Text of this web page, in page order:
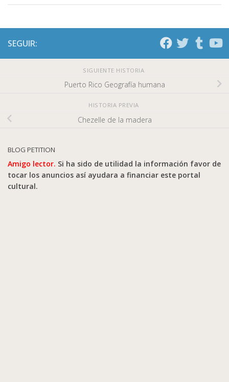
SEGUIR:
SIGUIENTE HISTORIA
Puerto Rico Geografía humana
HISTORIA PREVIA
Chezelle de la madera
BLOG PETITION
Amigo lector. Si ha sido de utilidad la información favor de
tocar los anuncios así ayudara a financiar este portal
cultural.